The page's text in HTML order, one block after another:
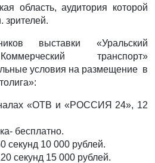
область, аудитория которой
зрителей.
выставки «Уральский
транспорт»
условия на размещение в
«ОТВ и «РОССИЯ 24», 12
бесплатно.
секунд 10 000 рублей.
секунд 15 000 рублей.